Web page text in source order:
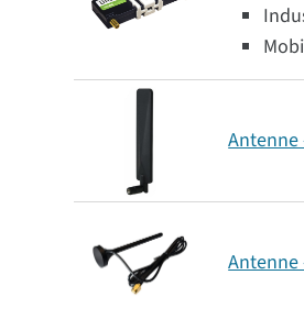
Antenne
Antenne